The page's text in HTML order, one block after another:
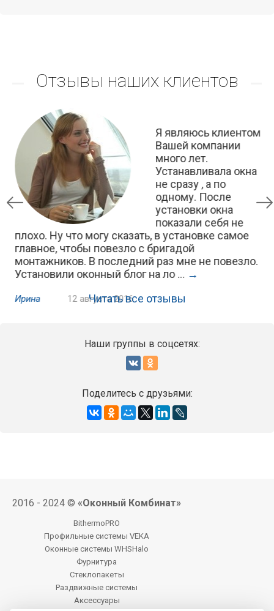
Отзывы наших клиентов
Я являюсь клиентом
Вашей компании
много лет.
Устанавливала окна
не сразу , а по
одному. После
установки окна
показали себя не
плохо. Ну что могу сказать, в установке самое
главное, чтобы повезло с бригадой
монтажников. В последний раз мне не повезло.
Установили оконный блог на ло ... →
Ирина 12 августа 2016
Читать все отзывы
Наши группы в соцсетях:
Поделитесь с друзьями:
2016 - 2024 © «Оконный Комбинат»
BithermoPRO
Профильные системы VEKA
Оконные системы WHSHalo
Фурнитура
Стеклопакеты
Раздвижные системы
Аксессуары